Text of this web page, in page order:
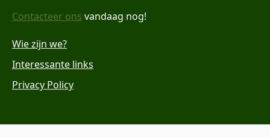
Contacteer ons vandaag nog!
Wie zijn we?
Interessante links
Privacy Policy